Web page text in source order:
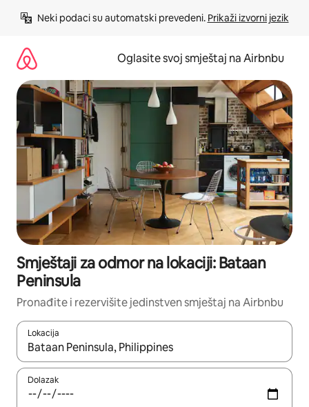
Neki podaci su automatski prevedeni. Prikaži izvorni jezik
Oglasite svoj smještaj na Airbnbu
Smještaji za odmor na lokaciji: Bataan
Peninsula
Pronađite i rezervišite jedinstven smještaj na Airbnbu
Lokacija
Kad rezultati budu dostupni, krećite se gore i dolje pomoću
Dolazak